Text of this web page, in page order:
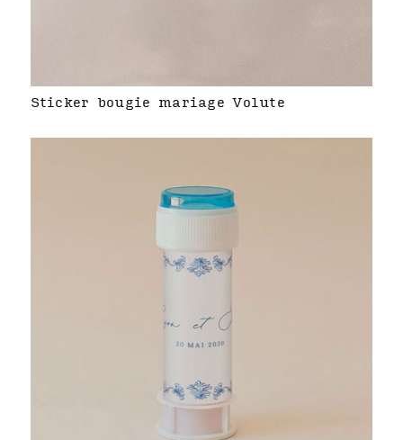
Sticker bougie mariage Volute